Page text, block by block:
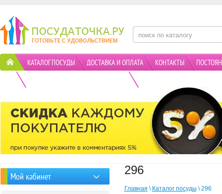
КАТАЛОГ ПОСУДЫ ДОСТАВКА И ОПЛАТА КОНТАКТЫ
296
Главная \ Каталог посуды \ 296
Мой кабинет